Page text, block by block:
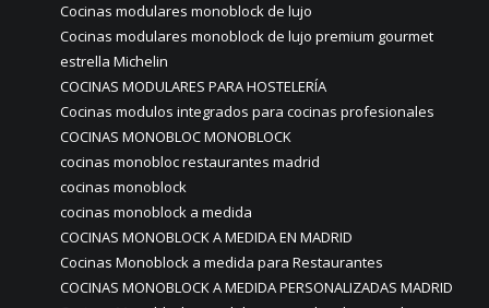
Cocinas modulares monoblock de lujo
Cocinas modulares monoblock de lujo premium gourmet
estrella Michelin
COCINAS MODULARES PARA HOSTELERÍA
Cocinas modulos integrados para cocinas profesionales
COCINAS MONOBLOC MONOBLOCK
cocinas monobloc restaurantes madrid
cocinas monoblock
cocinas monoblock a medida
COCINAS MONOBLOCK A MEDIDA EN MADRID
Cocinas Monoblock a medida para Restaurantes
COCINAS MONOBLOCK A MEDIDA PERSONALIZADAS MADRID